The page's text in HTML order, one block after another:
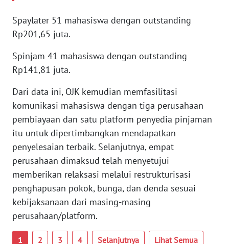
Spaylater 51 mahasiswa dengan outstanding
Rp201,65 juta.
Spinjam 41 mahasiswa dengan outstanding
Rp141,81 juta.
Dari data ini, OJK kemudian memfasilitasi
komunikasi mahasiswa dengan tiga perusahaan
pembiayaan dan satu platform penyedia pinjaman
itu untuk dipertimbangkan mendapatkan
penyelesaian terbaik. Selanjutnya, empat
perusahaan dimaksud telah menyetujui
memberikan relaksasi melalui restrukturisasi
penghapusan pokok, bunga, dan denda sesuai
kebijaksanaan dari masing-masing
perusahaan/platform.
1 2 3 4 Selanjutnya Lihat Semua
WN
BANTEN
WN
WN
KEPRI
PAPUA
WN
PAPUA
BARAT
WN
RIAU